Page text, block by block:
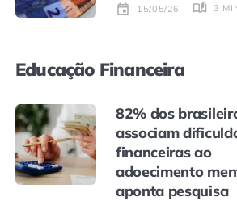
15/05/26 3
Educação Financeira
82% dos
associam
financeiras ao
adoecimento
aponta pesquisa